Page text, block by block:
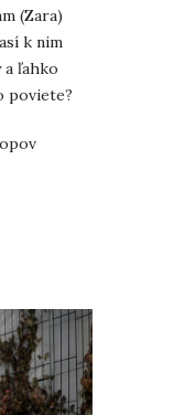
(Zara)
k nim
a ľahko
poviete?